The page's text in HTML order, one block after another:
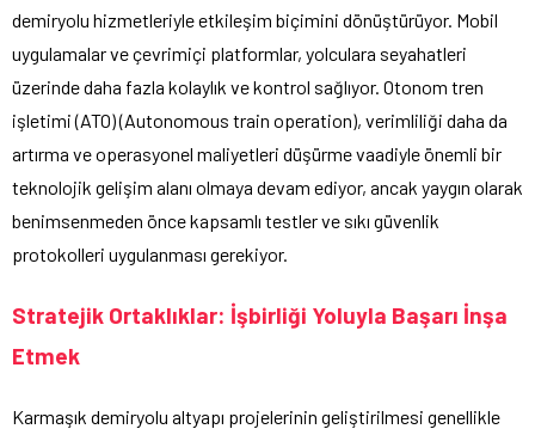
demiryolu hizmetleriyle etkileşim biçimini dönüştürüyor. Mobil
uygulamalar ve çevrimiçi platformlar, yolculara seyahatleri
üzerinde daha fazla kolaylık ve kontrol sağlıyor. Otonom tren
işletimi (ATO) (Autonomous train operation), verimliliği daha da
artırma ve operasyonel maliyetleri düşürme vaadiyle önemli bir
teknolojik gelişim alanı olmaya devam ediyor, ancak yaygın olarak
benimsenmeden önce kapsamlı testler ve sıkı güvenlik
protokolleri uygulanması gerekiyor.
Stratejik Ortaklıklar: İşbirliği Yoluyla Başarı İnşa
Etmek
Karmaşık demiryolu altyapı projelerinin geliştirilmesi genellikle